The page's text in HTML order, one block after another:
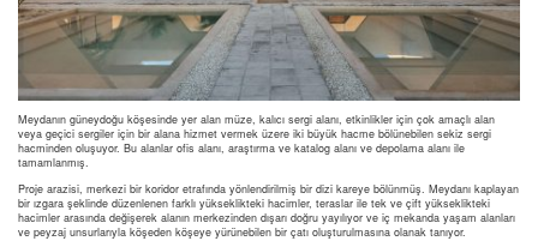
Meydanın güneydoğu köşesinde yer alan müze, kalıcı sergi alanı, etkinlikler için çok amaçlı alan
veya geçici sergiler için bir alana hizmet vermek üzere iki büyük hacme bölünebilen sekiz sergi
hacminden oluşuyor. Bu alanlar ofis alanı, araştırma ve katalog alanı ve depolama alanı ile
tamamlanmış.
Proje arazisi, merkezi bir koridor etrafında yönlendirilmiş bir dizi kareye bölünmüş. Meydanı kaplayan
bir ızgara şeklinde düzenlenen farklı yükseklikteki hacimler, teraslar ile tek ve çift yükseklikteki
hacimler arasında değişerek alanın merkezinden dışarı doğru yayılıyor ve iç mekanda yaşam alanları
ve peyzaj unsurlarıyla köşeden köşeye yürünebilen bir çatı oluşturulmasına olanak tanıyor.